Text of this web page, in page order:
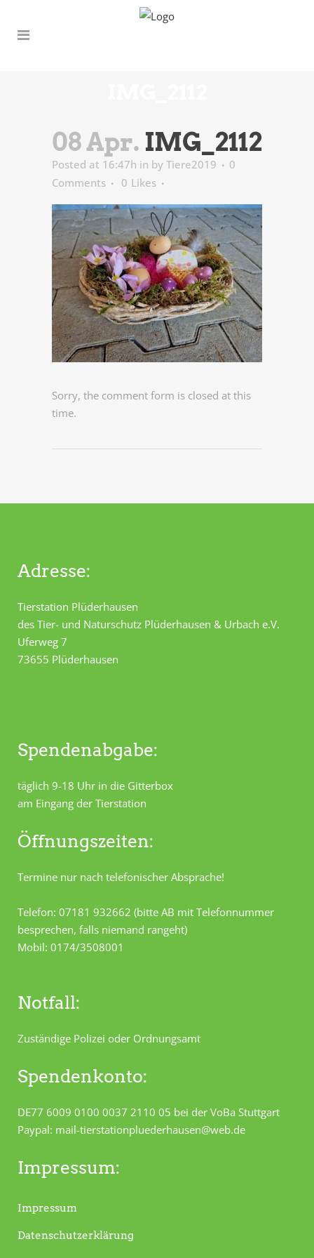
08 Apr. IMG_2112
Posted at 16:47h in by Tiere2019
0
Comments
0 Likes
Sorry, the comment form is closed at this
time.
Adresse:
Tierstation Plüderhausen
des Tier- und Naturschutz Plüderhausen & Urbach e.V.
Uferweg 7
73655 Plüderhausen
Spendenabgabe:
täglich 9-18 Uhr in die Gitterbox
am Eingang der Tierstation
Öffnungszeiten:
Termine nur nach telefonischer Absprache!
Telefon: 07181 932662 (bitte AB mit Telefonnummer
besprechen, falls niemand rangeht)
Mobil: 0174/3508001
Notfall:
Zuständige Polizei oder Ordnungsamt
Spendenkonto:
DE77 6009 0100 0037 2110 05 bei der VoBa Stuttgart
Paypal: mail-tierstationpluederhausen@web.de
Impressum:
Impressum
Datenschutzerklärung